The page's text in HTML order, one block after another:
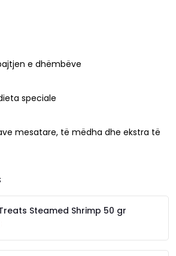
e dhëmbëve
speciale
mesatare, të mëdha dhe ekstra të
Steamed Shrimp 50 gr